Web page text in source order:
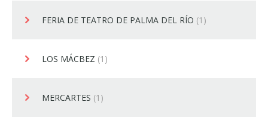
FERIA DE TEATRO DE PALMA DEL RÍO (1)
LOS MÁCBEZ (1)
MERCARTES (1)